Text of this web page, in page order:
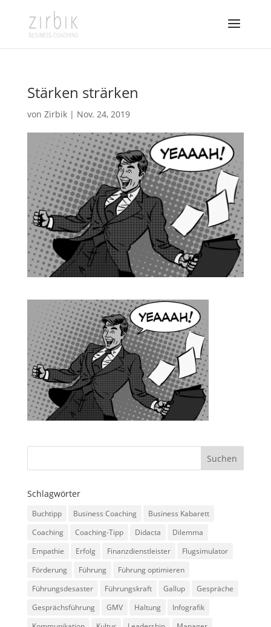
Stärken strärken
von Zirbik| Nov. 24, 2019
Schlagwörter
Buchtipp Business Coaching
Business Kabarett
Coaching
Coaching-Tipp Didacta
Dilemma
Empathie
Erfolg Finanzdienstleister
Flugsimulator
Förderung
Führung
Führung optimieren
Führungsdesaster
Führungskraft Gallup
Gespräche
Gesprächsführung
GMV Haltung
Infografik